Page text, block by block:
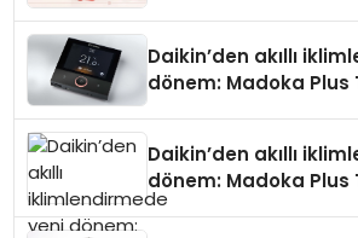
Daikin’den akıllı
dönem: Madoka Plus
Daikin’den akıllı
dönem: Madoka Plus